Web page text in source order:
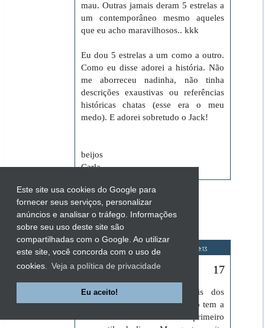
Este site usa cookies do Google para
fornecer seus serviços, personalizar
anúncios e analisar o tráfego. Informações
sobre seu uso deste site são
compartilhadas com o Google. Ao utilizar
este site, você concorda com o uso de
cookies.
Veja a política de privacidade
Eu aceito!
mau. Outras jamais deram 5 estrelas a
um contemporâneo mesmo aqueles
que eu acho maravilhosos.. kkk
Eu dou 5 estrelas a um como a outro.
Como eu disse adorei a história. Não
me aborreceu nadinha, não tinha
descrições exaustivas ou referências
históricas chatas (esse era o meu
medo). E adorei sobretudo o Jack!
beijos
Carla
Responder
Luna 6 de dezembro de 2010 às 19:13
Olá Carla!
Tbm continuo gostando mais dos
contemporâneos, acho que isso tem a
ver com eu ter conhecido primeiro